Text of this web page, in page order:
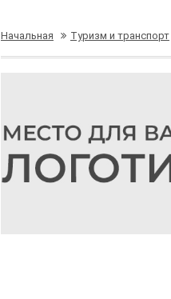
Начальная Туризм и транспорт